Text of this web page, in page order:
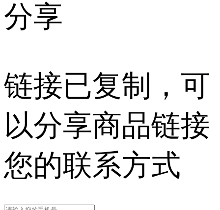
分享
链接已复制，可
以分享商品链接
您的联系方式